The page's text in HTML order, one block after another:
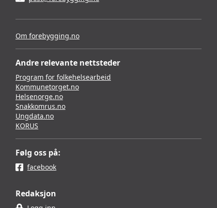
Om forebygging.no
Andre relevante nettsteder
Program for folkehelsearbeid
Kommunetorget.no
Helsenorge.no
Snakkomrus.no
Ungdata.no
KORUS
Følg oss på:
facebook
Redaksjon